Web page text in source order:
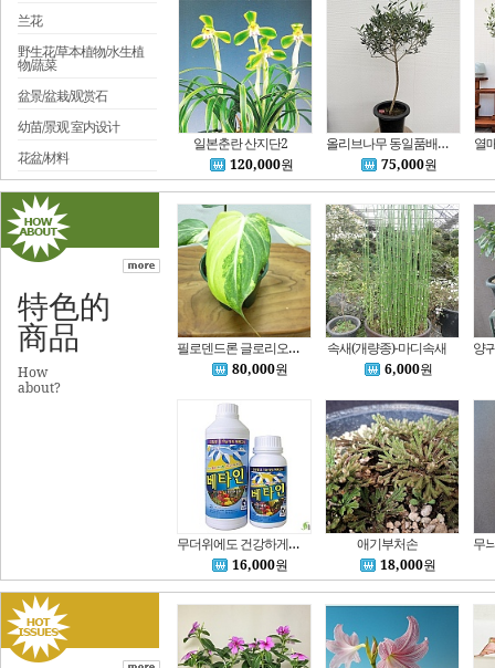
兰花
野生花/草本植物/水生植
物/蔬菜
盆景/盆栽/观赏石
幼苗/景观 室内设计
花盆/材料
일본춘란 산지단2
120,000원
올리브나무 동일품배송 높이98 너비57 1번
75,000원
特色的
商品
How
about?
필로덴드론 글로리오섬 바리에가타B4390-동일품배송,무료배송,높이 16cm,너비 19cm
80,000원
속새(개량종)-마디속새
6,000원
무더위에도 건강하게!!베타인500cc동해예방.고온장해#유기농비료
16,000원
애기부처손
18,000원